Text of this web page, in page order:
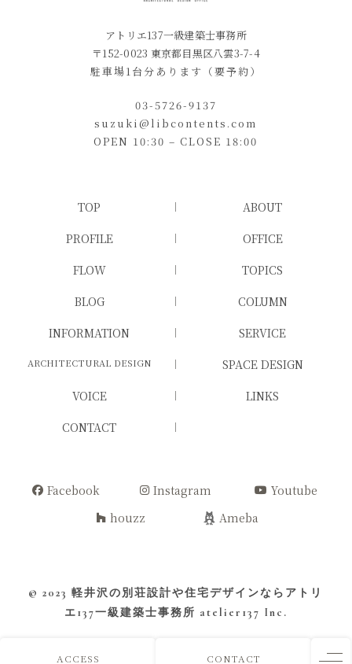
ACCESS CONTACT
アトリエ137一級建築士事務所
〒152-0023 東京都目黒区八雲3-7-4
駐車場1台分あります（要予約）
03-5726-9137
suzuki@libcontents.com
OPEN 10:30 – CLOSE 18:00
TOP
ABOUT
PROFILE
OFFICE
FLOW
TOPICS
BLOG
COLUMN
INFORMATION
SERVICE
ARCHITECTURAL DESIGN
SPACE DESIGN
VOICE
LINKS
CONTACT
Facebook Instagram
Youtube
houzz
Ameba
© 2023軽井沢の別荘設計や住宅デザインならアトリ
エ137一級建築士事務所 atelier137 Inc.